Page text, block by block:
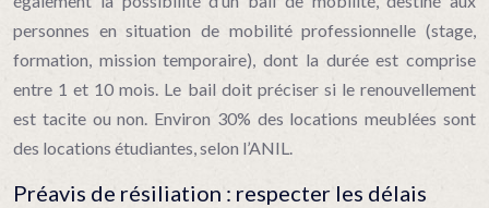
personnes en situation de mobilité professionnelle (stage,
formation, mission temporaire), dont la durée est comprise
entre 1 et 10 mois. Le bail doit préciser si le renouvellement
est tacite ou non. Environ 30% des locations meublées sont
des locations étudiantes, selon l’ANIL.
Préavis de résiliation : respecter les délais